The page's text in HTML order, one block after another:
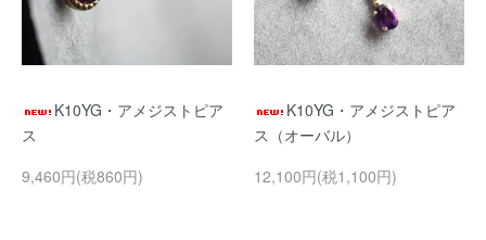
K10YG・アメジストピア
ス
9,460円(税860円)
K10YG・アメジストピア
ス（オーバル）
12,100円(税1,100円)